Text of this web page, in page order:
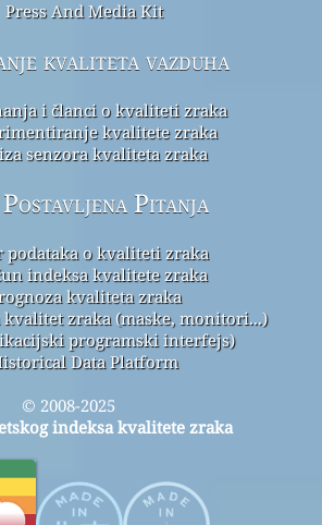
Press And Media Kit
kvaliteta vazduha
i članci o kvaliteti zraka
kvalitete zraka
senzora kvaliteta zraka
Pitanja
podataka o kvaliteti zraka
indeksa kvalitete zraka
kvaliteta zraka
zraka (maske, monitori...)
programski interfejs)
Data Platform
© 2008-2025
indeksa kvalitete zraka